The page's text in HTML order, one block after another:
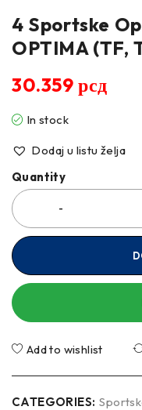
4 Sportske
OPTIMA (TF,
30.359рсд
In stock
Dodaj u listu želja
Quantity
Add to wishlist
CATEGORIES: